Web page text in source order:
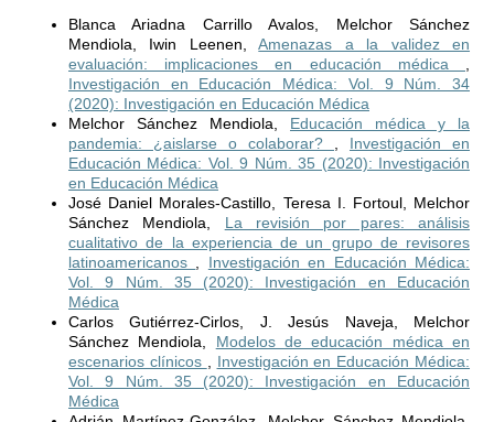
Blanca Ariadna Carrillo Avalos, Melchor Sánchez
Mendiola, Iwin Leenen,Amenazas a la validez en
evaluación: implicaciones en educación médica ,
Investigación en Educación Médica: Vol. 9 Núm. 34
(2020): Investigación en Educación Médica
Melchor Sánchez Mendiola, Educación médica y la
pandemia: ¿aislarse o colaborar? , Investigación en
Educación Médica: Vol. 9 Núm. 35 (2020): Investigación
en Educación Médica
José Daniel Morales-Castillo, Teresa I. Fortoul, Melchor
Sánchez Mendiola, La revisión por pares: análisis
cualitativo de la experiencia de un grupo de revisores
latinoamericanos , Investigación en Educación Médica:
Vol. 9 Núm. 35 (2020): Investigación en Educación
Médica
Carlos Gutiérrez-Cirlos, J. Jesús Naveja, Melchor
Sánchez Mendiola, Modelos de educación médica en
escenarios clínicos , Investigación en Educación Médica:
Vol. 9 Núm. 35 (2020): Investigación en Educación
Médica